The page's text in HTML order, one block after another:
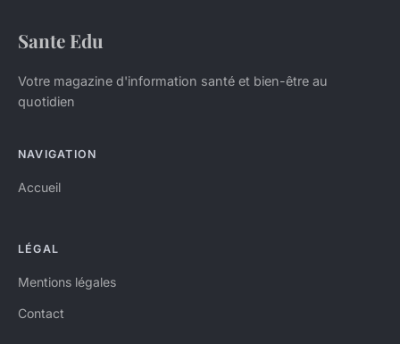
Sante Edu
Votre magazine d'information santé et bien-être au
quotidien
NAVIGATION
Accueil
LÉGAL
Mentions légales
Contact